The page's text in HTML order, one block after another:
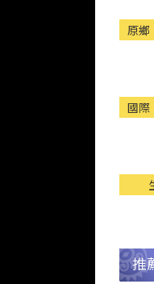
原鄉
國際
推